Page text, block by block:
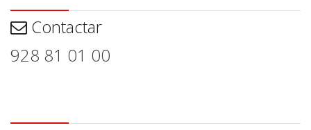
Contactar
928 81 01 00